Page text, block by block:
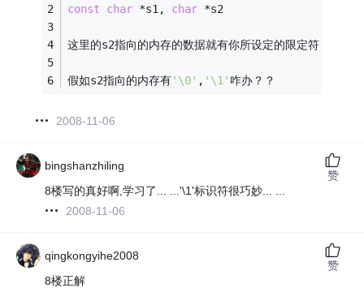
const
char *s1, char *s2
这里的s2指向的内存的数据就有你所设定的限定符，咋办
假如s2指向的内存有'\0' , '\1'咋办？？
2008-11-06
bingshanzhiling
8楼写的真好啊,学习了... ...'\1'标识符很巧妙... ...
2008-11-06
赞
qingkongyihe2008
8楼正解
赞